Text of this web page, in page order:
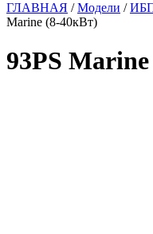
ГЛАВНАЯ /Модели /ИБП
Marine (8-40кВт)
93PS